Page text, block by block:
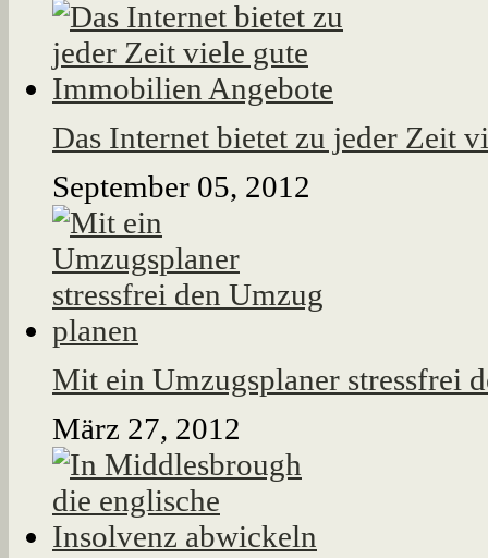
Das Internet bietet zu jeder Zeit
September 05, 2012
Mit ein Umzugsplaner stressfrei
März 27, 2012